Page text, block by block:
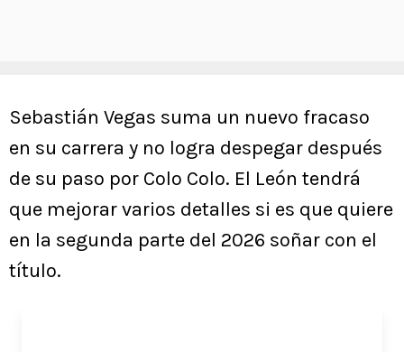
Sebastián Vegas suma un nuevo fracaso
en su carrera y no logra despegar después
de su paso por Colo Colo. El León tendrá
que mejorar varios detalles si es que quiere
en la segunda parte del 2026 soñar con el
título.